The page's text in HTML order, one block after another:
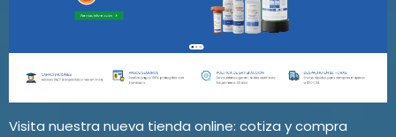
Visita nuestra nueva tienda online: cotiza y compra